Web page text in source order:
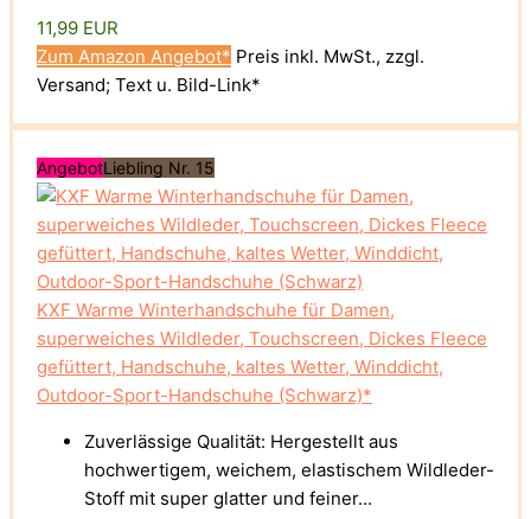
11,99 EUR
Zum Amazon Angebot* Preis inkl. MwSt., zzgl.
Versand; Text u. Bild-Link*
AngebotLiebling Nr. 15
KXF Warme Winterhandschuhe für Damen,
superweiches Wildleder, Touchscreen, Dickes Fleece
gefüttert, Handschuhe, kaltes Wetter, Winddicht,
Outdoor-Sport-Handschuhe (Schwarz)*
Zuverlässige Qualität: Hergestellt aus
hochwertigem, weichem, elastischem Wildleder-
Stoff mit super glatter und feiner...